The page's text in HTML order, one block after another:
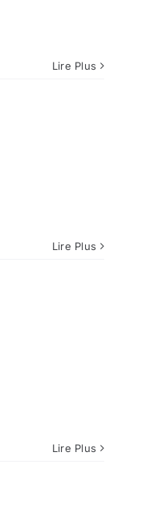
Lire Plus
Lire Plus
Lire Plus